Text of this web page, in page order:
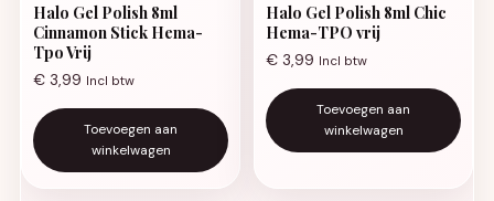
Halo Gel Polish 8ml
Cinnamon Stick Hema-
Tpo Vrij
€ 3,99 Incl btw
Toevoegen aan
winkelwagen
Halo Gel Polish 8ml Chic
Hema-TPO vrij
€ 3,99 Incl btw
Toevoegen aan
winkelwagen